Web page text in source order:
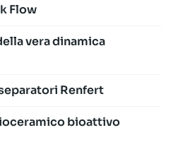
Flow
vera dinamica
Renfert
bioattivo